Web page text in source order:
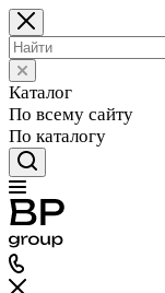
Каталог
По всему сайту
По каталогу